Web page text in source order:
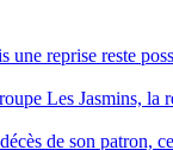
une reprise reste
Les Jasmins, la
de son patron,